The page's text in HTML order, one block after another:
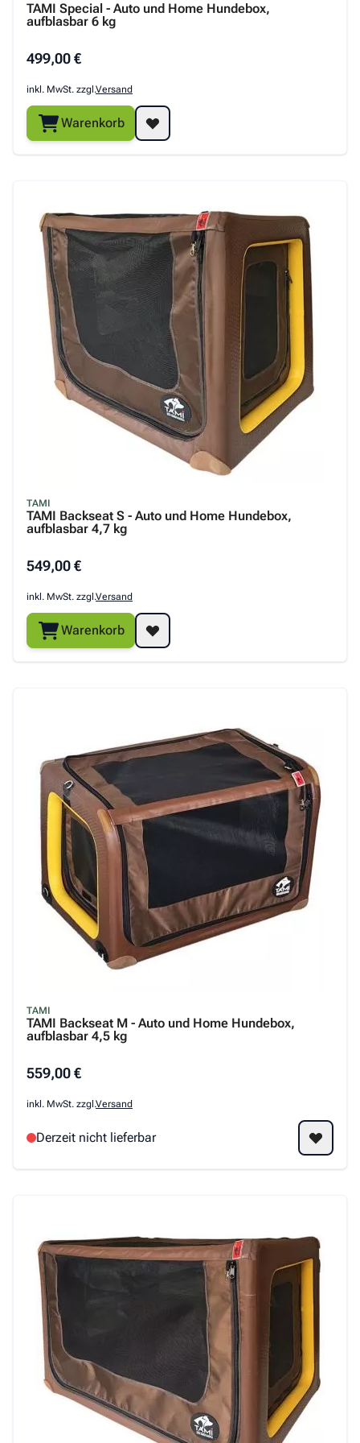
TAMI Special - Auto und Home Hundebox,
aufblasbar 6 kg
499,00 €
inkl. MwSt. zzgl.Versand
Warenkorb
TAMI
TAMI Backseat S - Auto und Home Hundebox,
aufblasbar 4,7 kg
549,00 €
inkl. MwSt. zzgl.Versand
Warenkorb
TAMI
TAMI Backseat M - Auto und Home Hundebox,
aufblasbar 4,5 kg
559,00 €
inkl. MwSt. zzgl.Versand
Derzeit nicht lieferbar